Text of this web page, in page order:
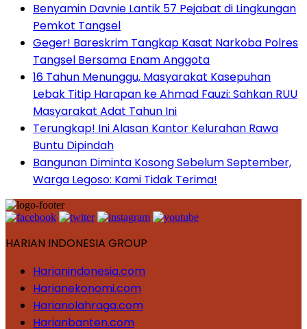
Benyamin Davnie Lantik 57 Pejabat di Lingkungan
Pemkot Tangsel
Geger! Bareskrim Tangkap Kasat Narkoba Polres
Tangsel Bersama Enam Anggota
16 Tahun Menunggu, Masyarakat Kasepuhan
Lebak Titip Harapan ke Ahmad Fauzi: Sahkan RUU
Masyarakat Adat Tahun Ini
Terungkap! Ini Alasan Kantor Kelurahan Rawa
Buntu Dipindah
Bangunan Diminta Kosong Sebelum September,
Warga Legoso: Kami Tidak Terima!
HARIAN INDONESIA GROUP
Harianindonesia.com
Harianekonomi.com
Harianolahraga.com
Harianbanten.com